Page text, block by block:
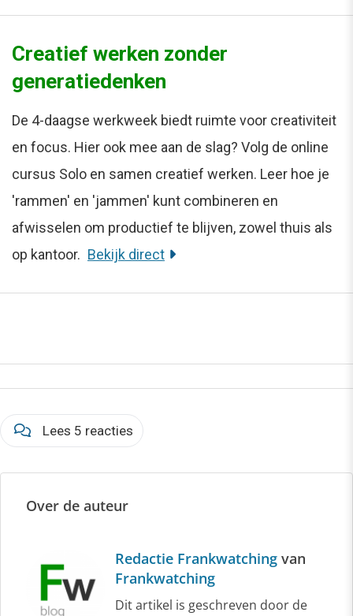
Creatief werken zonder
generatiedenken
De 4-daagse werkweek biedt ruimte voor creativiteit
en focus. Hier ook mee aan de slag? Volg de online
cursus Solo en samen creatief werken. Leer hoe je
'rammen' en 'jammen' kunt combineren en
afwisselen om productief te blijven, zowel thuis als
op kantoor. Bekijk direct
Lees 5 reacties
Over de auteur
Redactie Frankwatching van
Frankwatching
Dit artikel is geschreven door de